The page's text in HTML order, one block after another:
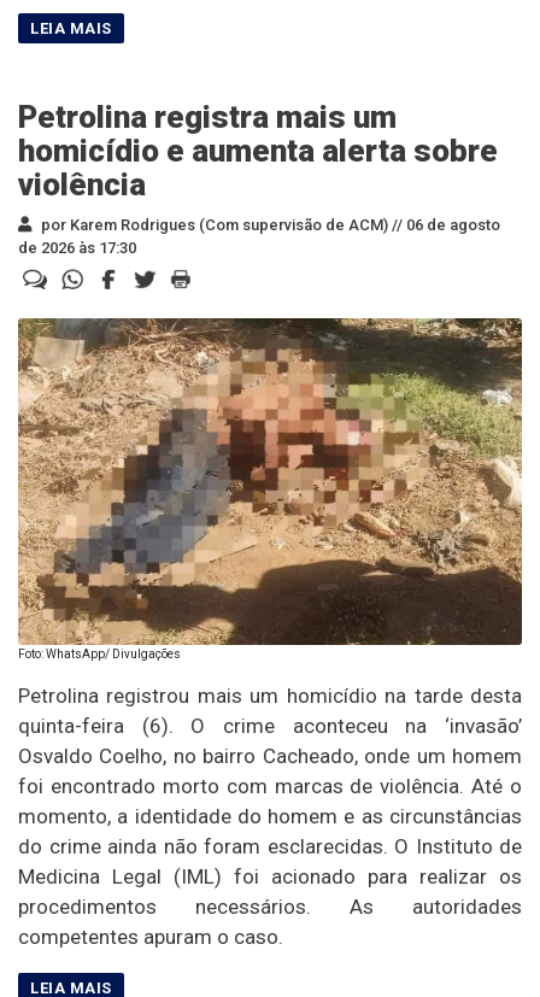
Petrolina registra mais um
homicídio e aumenta alerta sobre
violência
por Karem Rodrigues (Com supervisão de ACM) // 06 de agosto
de 2026 às 17:30
Foto: WhatsApp/ Divulgações
Petrolina registrou mais um homicídio na tarde desta
quinta-feira (6). O crime aconteceu na ‘invasão’
Osvaldo Coelho, no bairro Cacheado, onde um homem
foi encontrado morto com marcas de violência. Até o
momento, a identidade do homem e as circunstâncias
do crime ainda não foram esclarecidas. O Instituto de
Medicina Legal (IML) foi acionado para realizar os
procedimentos necessários. As autoridades
competentes apuram o caso.